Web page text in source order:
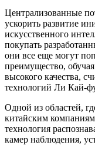
Централизованные
ускорить развитие
искусственного
покупать
они все еще могут
преимущество,
высокого качества,
технологий Ли Кай-
Одной из областей,
китайским
технология
камер наблюдения,